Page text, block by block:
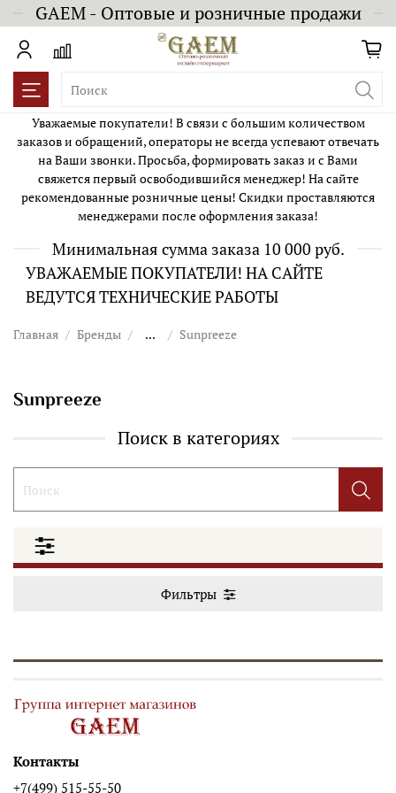
GAEM - Оптовые и розничные продажи
Уважаемые покупатели! В связи с большим количеством
заказов и обращений, операторы не всегда успевают отвечать
на Ваши звонки. Просьба, формировать заказ и с Вами
свяжется первый освободившийся менеджер! На сайте
рекомендованные розничные цены! Скидки проставляются
менеджерами после оформления заказа!
Минимальная сумма заказа 10 000 руб.
УВАЖАЕМЫЕ ПОКУПАТЕЛИ! НА САЙТЕ
ВЕДУТСЯ ТЕХНИЧЕСКИЕ РАБОТЫ
Главная Бренды ... Sunpreeze
Sunpreeze
Поиск в категориях
Фильтры
Контакты
+7(499) 515-55-50